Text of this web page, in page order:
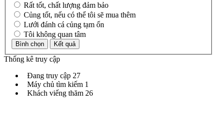
Rất tốt, chất lượng đảm bảo
Củng tốt, nếu có thể tôi sẽ mua thêm
Lưới đánh cá củng tạm ổn
Tôi không quan tâm
Thống kê truy cập
Đang truy cập 27
Máy chủ tìm kiếm 1
Khách viếng thăm 26